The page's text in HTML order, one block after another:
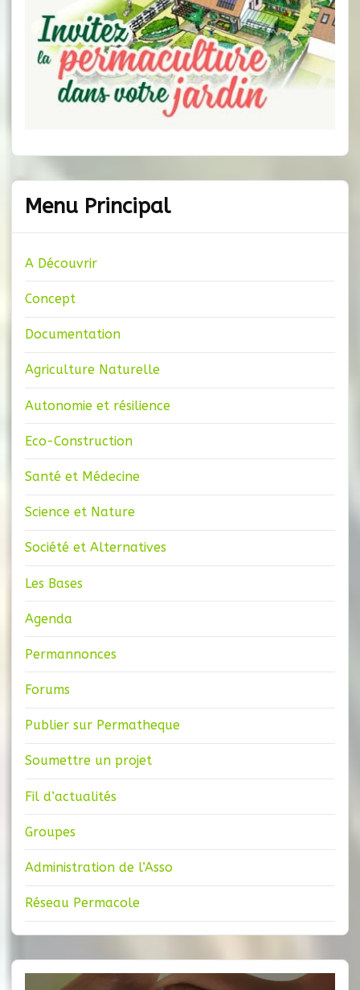
Menu Principal
A Découvrir
Concept
Documentation
Agriculture Naturelle
Autonomie et résilience
Eco-Construction
Santé et Médecine
Science et Nature
Société et Alternatives
Les Bases
Agenda
Permannonces
Forums
Publier sur Permatheque
Soumettre un projet
Fil d’actualités
Groupes
Administration de l’Asso
Réseau Permacole